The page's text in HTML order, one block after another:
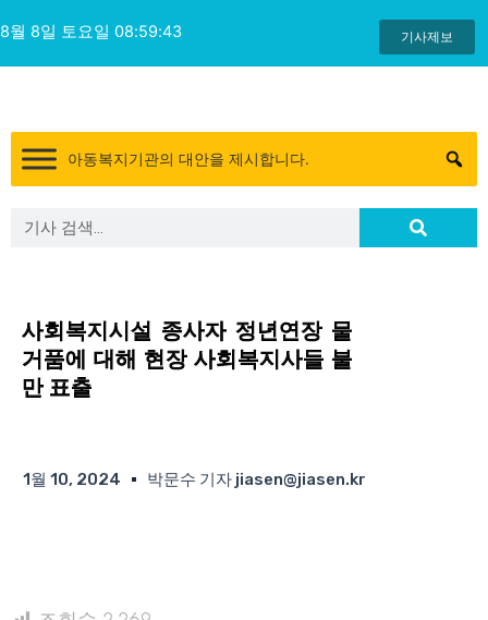
텐
츠
8월 8일 토요일 08:59:43 기사제보
아동복지기관의 대안을 제시합니다.
Search Search
사회복지시설 종사자 정년연장 물
거품에 대해 현장 사회복지사들 불
만 표출
1월 10, 2024 박문수 기자 jiasen@jiasen.kr